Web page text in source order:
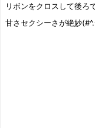
リボンをクロスして後ろ
甘さセクシーさが絶妙